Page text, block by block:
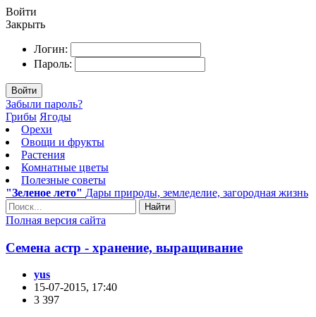
Войти
Закрыть
Логин:
Пароль:
Войти
Забыли пароль?
Грибы Ягоды
Орехи
Овощи и фрукты
Растения
Комнатные цветы
Полезные советы
"Зеленое лето" Дары природы, земледелие, загородная жизнь
Найти
Полная версия сайта
Семена астр - хранение, выращивание
yus
15-07-2015, 17:40
3 397